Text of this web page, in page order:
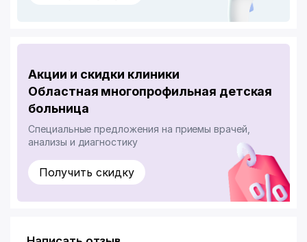
Акции и скидки клиники
Областная многопрофильная детская
больница
Специальные предложения на приемы врачей,
анализы и диагностику
Получить скидку